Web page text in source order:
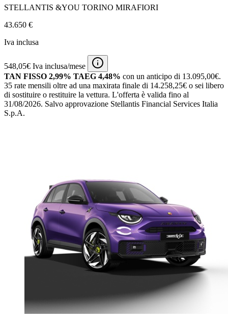
STELLANTIS &YOU TORINO MIRAFIORI
43.650 €
Iva inclusa
548,05€ Iva inclusa/mese
TAN FISSO 2,99% TAEG 4,48% con un anticipo di 13.095,00€.
35 rate mensili oltre ad una maxirata finale di 14.258,25€ o sei libero
di sostituire o restituire la vettura. L'offerta è valida fino al
31/08/2026. Salvo approvazione Stellantis Financial Services Italia
S.p.A.